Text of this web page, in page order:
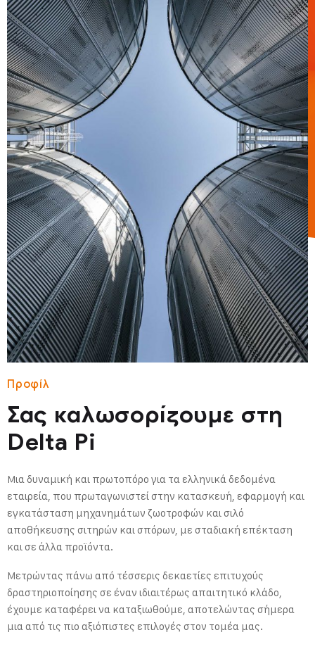
Προφίλ
Σας καλωσορίζουμε στη
Delta Pi
Μια δυναμική και πρωτοπόρο για τα ελληνικά δεδομένα
εταιρεία, που πρωταγωνιστεί στην κατασκευή, εφαρμογή και
εγκατάσταση μηχανημάτων ζωοτροφών και σιλό
αποθήκευσης σιτηρών και σπόρων, με σταδιακή επέκταση
και σε άλλα προϊόντα.
Μετρώντας πάνω από τέσσερις δεκαετίες επιτυχούς
δραστηριοποίησης σε έναν ιδιαιτέρως απαιτητικό κλάδο,
έχουμε καταφέρει να καταξιωθούμε, αποτελώντας σήμερα
μια από τις πιο αξιόπιστες επιλογές στον τομέα μας.